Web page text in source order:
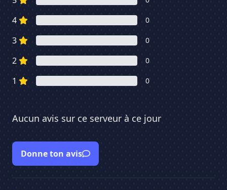
4 0
3 0
2 0
1 0
Aucun avis sur ce serveur à ce jour
Donne ton avis